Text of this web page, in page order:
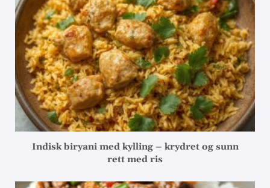
Indisk biryani med kylling – krydret og sunn
rett med ris